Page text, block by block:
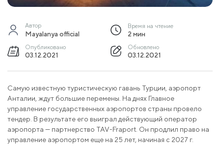
Автор
Mayalanya official
Время на чтение
2 мин
Опубликовано
03.12.2021
Обновлено
03.12.2021
Самую известную туристическую гавань Турции, аэропорт
Анталии, ждут большие перемены. На днях Главное
управление государственных аэропортов страны провело
тендер. В результате его выиграл действующий оператор
аэропорта — партнерство TAV-Fraport. Он продлил право на
управление аэропортом еще на 25 лет, начиная с 2027 г.